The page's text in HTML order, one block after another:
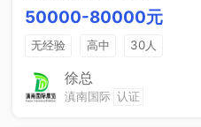
50000-80000元
无经验 高中 30人
徐总
滇南国际 认证